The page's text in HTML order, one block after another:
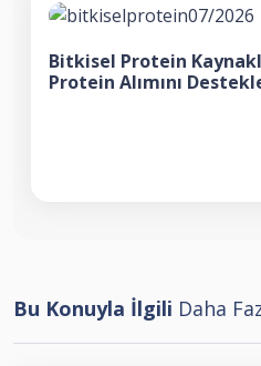
Bitkisel Protein
Protein Alımını
Bu Konuyla İlgili Daha